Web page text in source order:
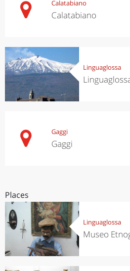
Calatabiano
Calatabiano
Linguaglossa
Gaggi
Gaggi
Places
Linguaglossa
Museo